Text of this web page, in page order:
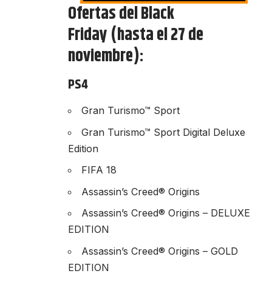
Ofertas del Black
Friday(hasta el 27 de
noviembre):
PS4
Gran Turismo™ Sport
Gran Turismo™ Sport Digital Deluxe
Edition
FIFA 18
Assassin’s Creed® Origins
Assassin’s Creed® Origins – DELUXE
EDITION
Assassin’s Creed® Origins – GOLD
EDITION